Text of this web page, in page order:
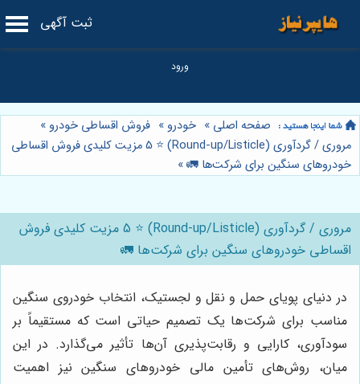
ثبت آگهی
صفحه اصلی » خودرو » فروش اقساطی خودرو »
مروری / گردآوری (Round-up/Listicle) ⭐️ 5 مزیت کلیدی فروش اقساطی
خودروهای سنگین برای شرکت‌ها 🚛»
مروری / گردآوری (Round-up/Listicle) ⭐️ 5 مزیت کلیدی فروش
اقساطی خودروهای سنگین برای شرکت‌ها 🚛
در دنیای پویای حمل و نقل و لجستیک، انتخاب خودروی سنگین
مناسب برای شرکت‌ها یک تصمیم حیاتی است که مستقیماً بر
سودآوری، کارایی و رقابت‌پذیری آن‌ها تأثیر می‌گذارد. در این
میان، روش‌های تأمین مالی خودروهای سنگین نیز اهمیت